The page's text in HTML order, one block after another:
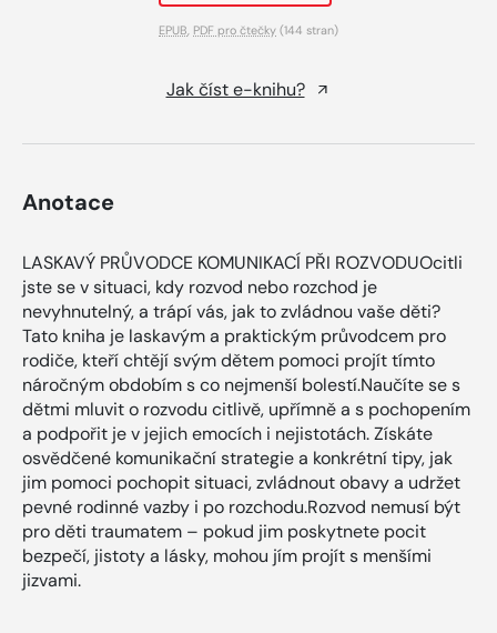
EPUB PDF pro čtečky (144 stran)
Jak číst e-knihu?
Anotace
LASKAVÝ PRŮVODCE KOMUNIKACÍ PŘI ROZVODUOcitli
jste se v situaci, kdy rozvod nebo rozchod je
nevyhnutelný, a trápí vás, jak to zvládnou vaše děti?
Tato kniha je laskavým a praktickým průvodcem pro
rodiče, kteří chtějí svým dětem pomoci projít tímto
náročným obdobím s co nejmenší bolestí.Naučíte se s
dětmi mluvit o rozvodu citlivě, upřímně a s pochopením
a podpořit je v jejich emocích i nejistotách. Získáte
osvědčené komunikační strategie a konkrétní tipy, jak
jim pomoci pochopit situaci, zvládnout obavy a udržet
pevné rodinné vazby i po rozchodu.Rozvod nemusí být
pro děti traumatem – pokud jim poskytnete pocit
bezpečí, jistoty a lásky, mohou jím projít s menšími
jizvami.